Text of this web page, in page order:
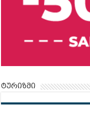
ტურიზმი